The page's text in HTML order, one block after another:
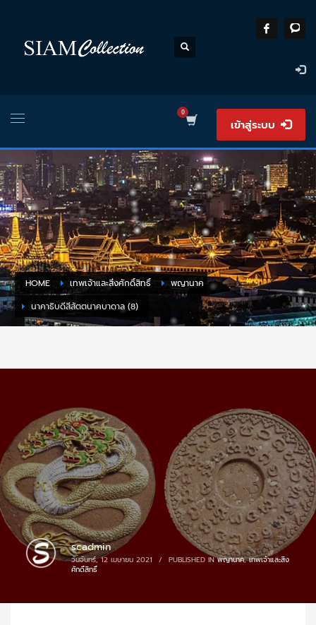
เข้าสู่ระบบ
HOME เทพเจ้าและสิ่งศักดิ์สิทธิ์
พญานาค
นาคาธิบดีสีสัตตนาคบาดาล (8)
scadmin
วันจันทร์, 12 เมษายน 2021 / PUBLISHED INพญานาค,เทพเจ้าและสิ่ง
ศักดิ์สิทธิ์